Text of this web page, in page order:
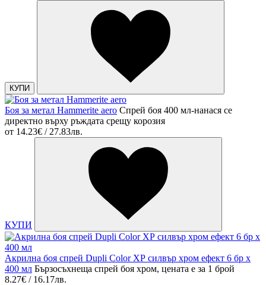
КУПИ
Боя за метал Hammerite aero Спрей боя 400 мл-нанася се
директно върху ръждата срещу корозия
от 14.23€ / 27.83лв.
КУПИ
Акрилна боя спрей Dupli Color ХР силвър хром ефект 6 бр х
400 мл Бързосъхнеща спрей боя хром, цената е за 1 брой
8.27€ / 16.17лв.